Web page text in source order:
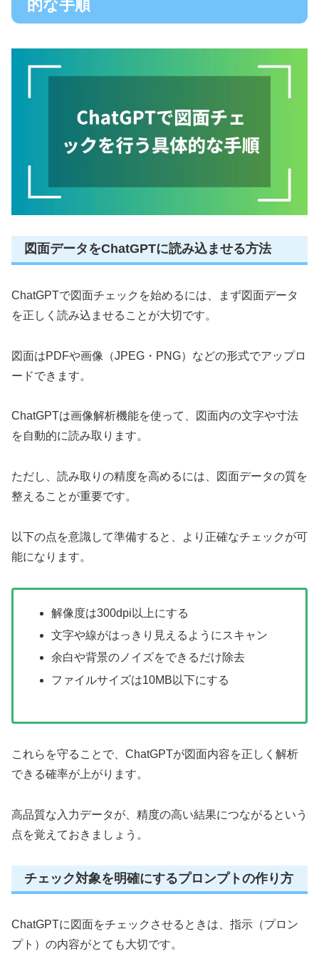
的な手順
図面データをChatGPTに読み込ませる方法
ChatGPTで図面チェックを始めるには、まず図面データ
を正しく読み込ませることが大切です。
図面はPDFや画像（JPEG・PNG）などの形式でアップロ
ードできます。
ChatGPTは画像解析機能を使って、図面内の文字や寸法
を自動的に読み取ります。
ただし、読み取りの精度を高めるには、図面データの質を
整えることが重要です。
以下の点を意識して準備すると、より正確なチェックが可
能になります。
解像度は300dpi以上にする
文字や線がはっきり見えるようにスキャン
余白や背景のノイズをできるだけ除去
ファイルサイズは10MB以下にする
これらを守ることで、ChatGPTが図面内容を正しく解析
できる確率が上がります。
高品質な入力データが、精度の高い結果につながるという
点を覚えておきましょう。
チェック対象を明確にするプロンプトの作り方
ChatGPTに図面をチェックさせるときは、指示（プロン
プト）の内容がとても大切です。